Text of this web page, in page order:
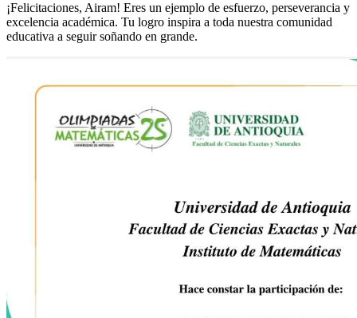
¡Felicitaciones, Airam! Eres un ejemplo de esfuerzo, perseverancia y
excelencia académica. Tu logro inspira a toda nuestra comunidad
educativa a seguir soñando en grande.